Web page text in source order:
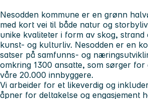
Nesodden kommune er en grønn
med kort vei til både natur og
unike kvaliteter i form av skog,
kunst- og kulturliv. Nesodden er en
satser på samfunns- og
omkring 1300 ansatte, som sørger for
våre 20.000 innbyggere.
Vi arbeider for et likeverdig og
åpner for deltakelse og engasjement